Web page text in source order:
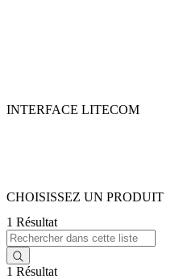
INTERFACE LITECOM
CHOISISSEZ UN PRODUIT
1 Résultat
1 Résultat